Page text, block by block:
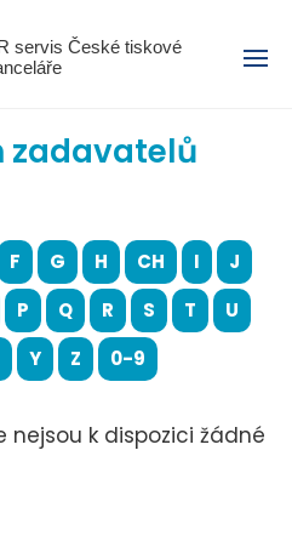
servis České tiskové
Menu
zadavatelů
F G H CH I
J
P Q R S T
U
Y Z 0-9
k dispozici žádné